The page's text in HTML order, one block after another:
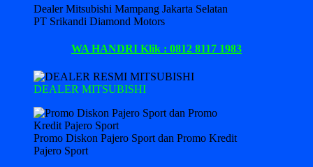
Dealer Mitsubishi Mampang Jakarta Selatan
PT Srikandi Diamond Motors
WA HANDRI Klik : 0812 8117 1983
DEALER MITSUBISHI
Promo Diskon Pajero Sport dan Promo Kredit
Pajero Sport